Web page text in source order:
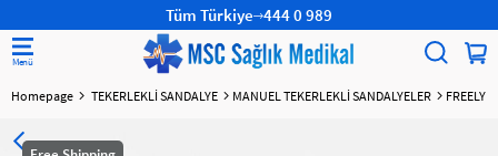
Tüm Türkiye 444 0 989
Homepage TEKERLEKLİ SANDALYE MANUEL TEKERLEKLİ SANDALYELER FREELY